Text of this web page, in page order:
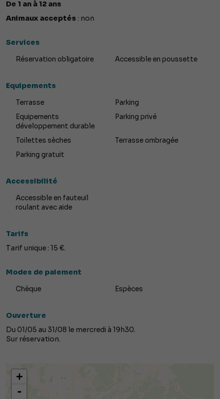
De 1 an à 12 ans
Animaux acceptés : non
Services
Réservation obligatoire Accessible en poussette
Equipements
Terrasse
Parking
Equipements
développement durable
Parking privé
Toilettes sèches
Terrasse ombragée
Parking gratuit
Accessibilité
Accessible en fauteuil
roulant avec aide
Tarifs
Tarif unique : 15 €.
Modes de paiement
Chèque Espèces
Ouverture
Du 01/05 au 31/08 le mercredi à 19h30.
Sur réservation.
+
-